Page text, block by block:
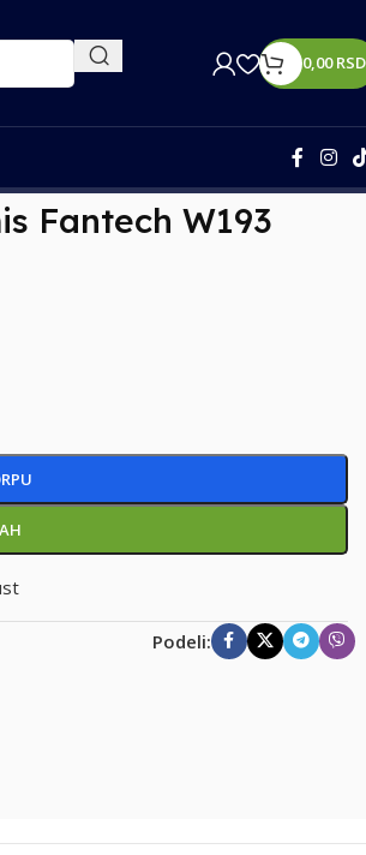
0,00RSD
Fantech W193
Podeli: